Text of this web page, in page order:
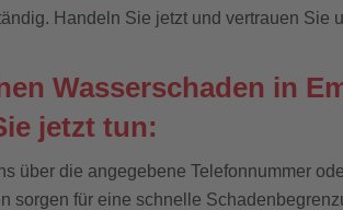
Handeln Sie jetzt und vertrauen Sie
Wasserschaden in
jetzt tun:
über die angegebene Telefonnummer
sorgen für eine schnelle